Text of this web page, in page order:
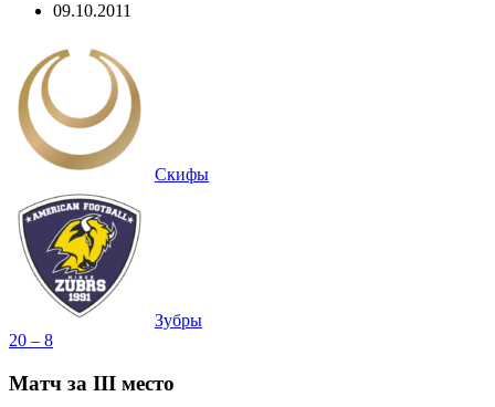
09.10.2011
Скифы
Зубры
20 – 8
Матч за III место